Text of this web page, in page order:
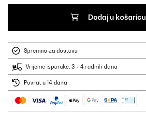
Dodaj u košaricu
Spremno za dostavu
Vrijeme isporuke: 3 - 4 radnih dana
Povrat u 14 dana